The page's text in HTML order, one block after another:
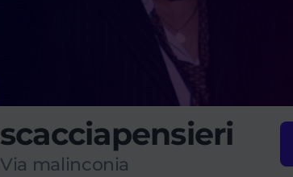
scacciapensieri
Via malinconia